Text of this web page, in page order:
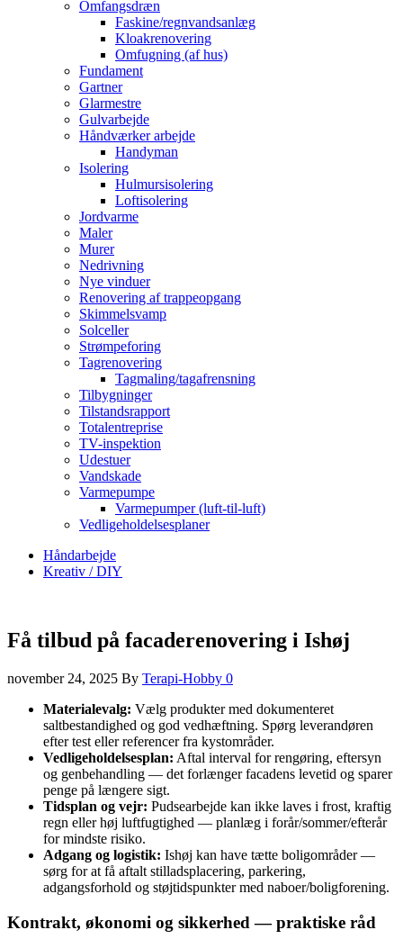
Omfangsdræn
Faskine/regnvandsanlæg
Kloakrenovering
Omfugning (af hus)
Fundament
Gartner
Glarmestre
Gulvarbejde
Håndværker arbejde
Handyman
Isolering
Hulmursisolering
Loftisolering
Jordvarme
Maler
Murer
Nedrivning
Nye vinduer
Renovering af trappeopgang
Skimmelsvamp
Solceller
Strømpeforing
Tagrenovering
Tagmaling/tagafrensning
Tilbygninger
Tilstandsrapport
Totalentreprise
TV-inspektion
Udestuer
Vandskade
Varmepumpe
Varmepumper (luft-til-luft)
Vedligeholdelsesplaner
Håndarbejde
Kreativ / DIY
Få tilbud på facaderenovering i Ishøj
november 24, 2025 By Terapi-Hobby 0
Materialevalg: Vælg produkter med dokumenteret
saltbestandighed og god vedhæftning. Spørg leverandøren
efter test eller referencer fra kystområder.
Vedligeholdelsesplan: Aftal interval for rengøring, eftersyn
og genbehandling — det forlænger facadens levetid og sparer
penge på længere sigt.
Tidsplan og vejr: Pudsearbejde kan ikke laves i frost, kraftig
regn eller høj luftfugtighed — planlæg i forår/sommer/efterår
for mindste risiko.
Adgang og logistik: Ishøj kan have tætte boligområder —
sørg for at få aftalt stilladsplacering, parkering,
adgangsforhold og støjtidspunkter med naboer/boligforening.
Kontrakt, økonomi og sikkerhed — praktiske råd